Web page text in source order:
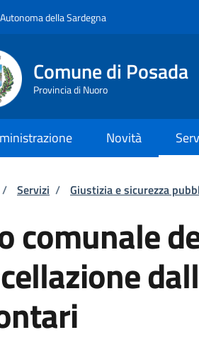
della Sardegna
Comune di Posada
Provincia di Nuoro
Novità
di pane
/ Servizi / Giustizia e sicurezza
comunale